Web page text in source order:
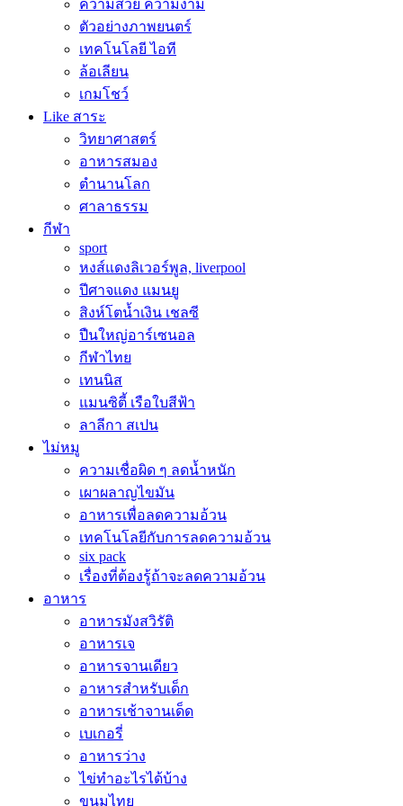
ความสวย ความงาม
ตัวอย่างภาพยนตร์
เทคโนโลยี ไอที
ล้อเลียน
เกมโชว์
Like สาระ
วิทยาศาสตร์
อาหารสมอง
ตำนานโลก
ศาลาธรรม
กีฬา
sport
หงส์แดงลิเวอร์พูล, liverpool
ปีศาจแดง แมนยู
สิงห์โตน้ำเงิน เชลซี
ปืนใหญ่อาร์เซนอล
กีฬาไทย
เทนนิส
แมนซิตี้ เรือใบสีฟ้า
ลาลีกา สเปน
ไม่หมู
ความเชื่อผิด ๆ ลดน้ำหนัก
เผาผลาญไขมัน
อาหารเพื่อลดความอ้วน
เทคโนโลยีกับการลดความอ้วน
six pack
เรื่องที่ต้องรู้ถ้าจะลดความอ้วน
อาหาร
อาหารมังสวิรัติ
อาหารเจ
อาหารจานเดียว
อาหารสำหรับเด็ก
อาหารเช้าจานเด็ด
เบเกอรี่
อาหารว่าง
ไข่ทำอะไรได้บ้าง
ขนมไทย